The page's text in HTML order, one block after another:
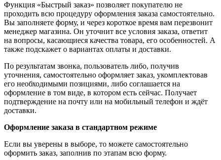
Функция «Быстрый заказ» позволяет покупателю не
проходить всю процедуру оформления заказа самостоятельно.
Вы заполняете форму, и через короткое время вам перезвонит
менеджер магазина. Он уточнит все условия заказа, ответит
на вопросы, касающиеся качества товара, его особенностей. А
также подскажет о вариантах оплаты и доставки.
По результатам звонка, пользователь либо, получив
уточнения, самостоятельно оформляет заказ, укомплектовав
его необходимыми позициями, либо соглашается на
оформление в том виде, в котором есть сейчас. Получает
подтверждение на почту или на мобильный телефон и ждёт
доставки.
Оформление заказа в стандартном режиме
Если вы уверены в выборе, то можете самостоятельно
оформить заказ, заполнив по этапам всю форму.